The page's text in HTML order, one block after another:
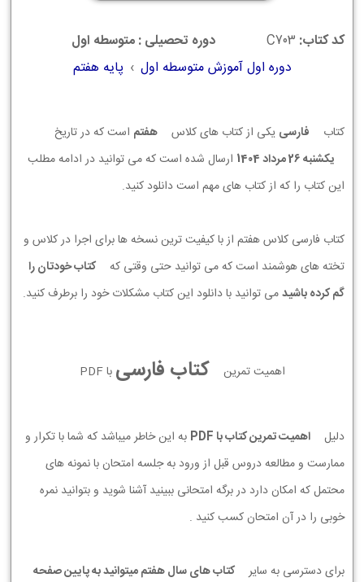
کد کتاب: C703
دوره تحصیلی : متوسطه اول
دوره اول آموزش متوسطه اول › پایه هفتم
کتاب فارسی یکی از کتاب های کلاس هفتم است که در تاریخ
يكشنبه 26 مرداد 1404
ارسال شده است که می توانید در ادامه مطلب
این کتاب را که از کتاب های مهم است دانلود کنید.
کتاب فارسی کلاس هفتم از با کیفیت ترین نسخه ها برای اجرا در کلاس و
تخته های هوشمند است که می توانید حتی وقتی که
کتاب خودتان را
گم کرده باشیدمی توانید با دانلود این کتاب مشکلات خود را برطرف کنید.
اهمیت تمرین کتاب فارسی با PDF
دلیل اهمیت تمرین کتاب با PDF
به این خاطر میباشد که شما با تکرار و
ممارست و مطالعه دروس قبل از ورود به جلسه امتحان با نمونه های
محتمل که امکان دارد در برگه امتحانی ببینید آشنا شوید و بتوانید نمره
خوبی را در آن امتحان کسب کنید .
برای دسترسی به سایر
کتاب های سال هفتم میتوانید به پایین صفحه